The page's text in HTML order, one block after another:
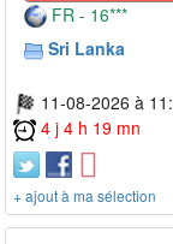
FR - 16***
Sri Lanka
11-08-2026 à
4 j 4 h 19 mn
+ ajout à ma sélection